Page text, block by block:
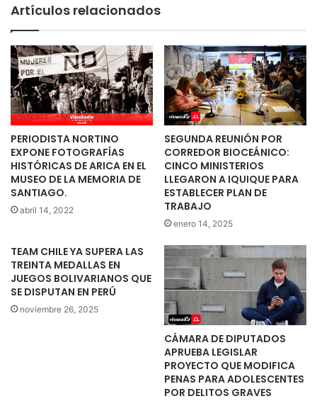
Artículos relacionados
PERIODISTA NORTINO
EXPONE FOTOGRAFÍAS
HISTÓRICAS DE ARICA EN EL
MUSEO DE LA MEMORIA DE
SANTIAGO.
abril 14, 2022
SEGUNDA REUNIÓN POR
CORREDOR BIOCEÁNICO:
CINCO MINISTERIOS
LLEGARON A IQUIQUE PARA
ESTABLECER PLAN DE
TRABAJO
enero 14, 2025
TEAM CHILE YA SUPERA LAS
TREINTA MEDALLAS EN
JUEGOS BOLIVARIANOS QUE
SE DISPUTAN EN PERÚ
noviembre 26, 2025
CÁMARA DE DIPUTADOS
APRUEBA LEGISLAR
PROYECTO QUE MODIFICA
PENAS PARA ADOLESCENTES
POR DELITOS GRAVES